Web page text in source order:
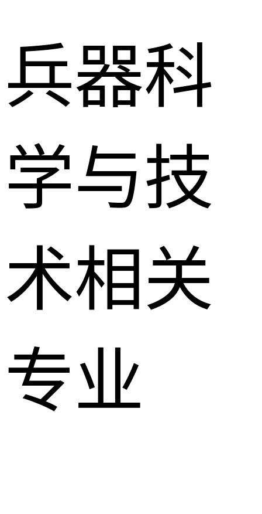
兵器科
学与技
术相关
专业